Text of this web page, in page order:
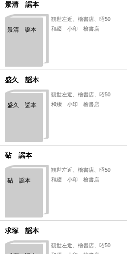
景清 謡本
景清 謡本
観世左近、檜書店、昭50
和綴 小印 檜書店
盛久 謡本
盛久 謡本
観世左近、檜書店、昭50
和綴 小印 檜書店
砧 謡本
砧 謡本
観世左近、檜書店、昭50
和綴 小印 檜書店
求塚 謡本
観世左近、檜書店、昭50